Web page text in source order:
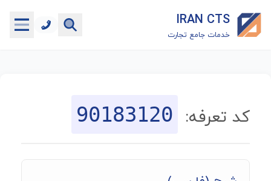
IRAN CTS
خدمات جامع تجارت
جستجوگر تعرفه گمرکی
کد تعرفه: 90183120